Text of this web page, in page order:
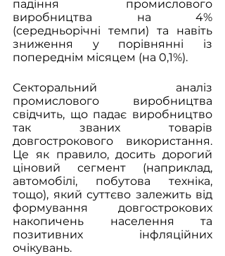
падіння промислового
виробництва на 4%
(середньорічні темпи) та навіть
зниження у порівнянні із
попереднім місяцем (на 0,1%).
Секторальний аналіз
промислового виробництва
свідчить, що падає виробництво
так званих товарів
довгострокового використання.
Це як правило, досить дорогий
ціновий сегмент (наприклад,
автомобілі, побутова техніка,
тощо), який суттєво залежить від
формування довгострокових
накопичень населення та
позитивних інфляційних
очікувань.